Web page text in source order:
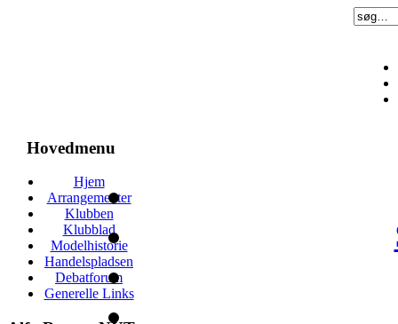
Hovedmenu
Hjem
Arrangementer
Klubben
Klubblad
Modelhistorie
Handelspladsen
Debatforum
Generelle Links